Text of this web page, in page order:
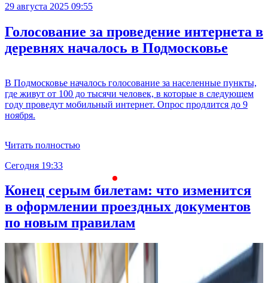
29 августа 2025 09:55
Голосование за проведение интернета в
деревнях началось в Подмосковье
В Подмосковье началось голосование за населенные пункты,
где живут от 100 до тысячи человек, в которые в следующем
году проведут мобильный интернет. Опрос продлится до 9
ноября.
Читать полностью
Сегодня 19:33
Конец серым билетам: что изменится
в оформлении проездных документов
по новым правилам